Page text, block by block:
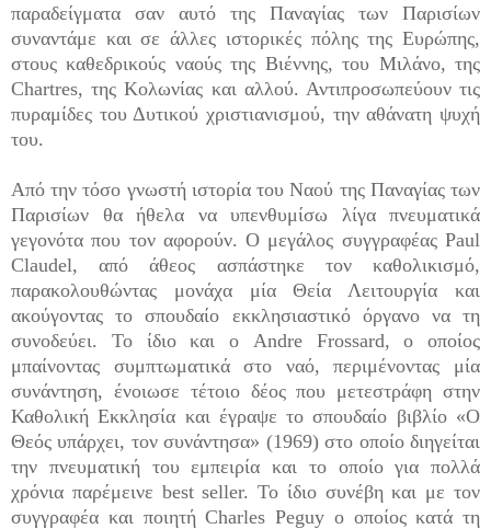
παραδείγματα σαν αυτό της Παναγίας των Παρισίων
συναντάμε και σε άλλες ιστορικές πόλης της Ευρώπης,
στους καθεδρικούς ναούς της Βιέννης, του Μιλάνο, της
Chartres, της Κολωνίας και αλλού. Αντιπροσωπεύουν τις
πυραμίδες του Δυτικού χριστιανισμού, την αθάνατη ψυχή
του.
Από την τόσο γνωστή ιστορία του Ναού της Παναγίας των
Παρισίων θα ήθελα να υπενθυμίσω λίγα πνευματικά
γεγονότα που τον αφορούν. Ο μεγάλος συγγραφέας Paul
Claudel, από άθεος ασπάστηκε τον καθολικισμό,
παρακολουθώντας μονάχα μία Θεία Λειτουργία και
ακούγοντας το σπουδαίο εκκλησιαστικό όργανο να τη
συνοδεύει. Το ίδιο και ο Andre Frossard, ο οποίος
μπαίνοντας συμπτωματικά στο ναό, περιμένοντας μία
συνάντηση, ένοιωσε τέτοιο δέος που μετεστράφη στην
Καθολική Εκκλησία και έγραψε το σπουδαίο βιβλίο «Ο
Θεός υπάρχει, τον συνάντησα» (1969) στο οποίο διηγείται
την πνευματική του εμπειρία και το οποίο για πολλά
χρόνια παρέμεινε best seller. Το ίδιο συνέβη και με τον
συγγραφέα και ποιητή Charles Peguy ο οποίος κατά τη